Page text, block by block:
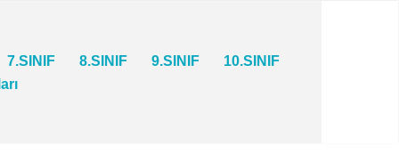
7.SINIF 8.SINIF 9.SINIF
10.SINIF